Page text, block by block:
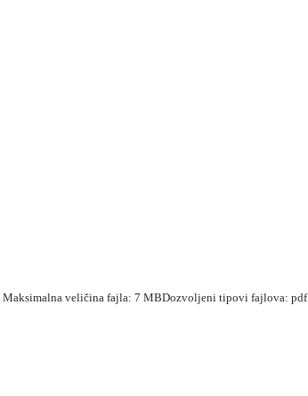
veličina fajla: 7 MBDozvoljeni tipovi fajlova: pdf